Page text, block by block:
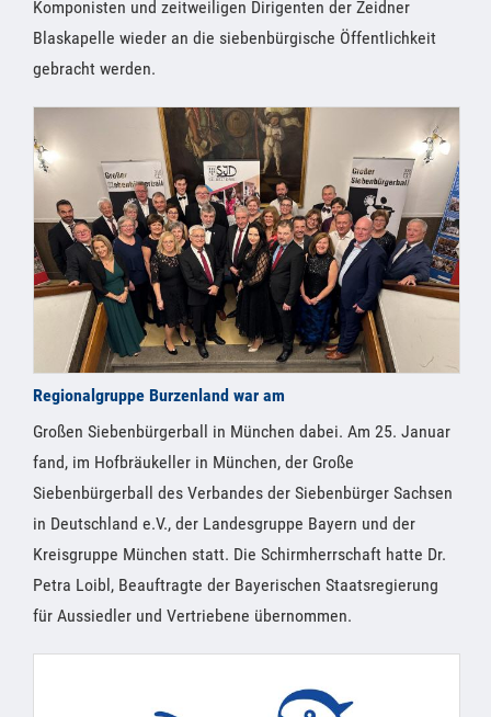
Komponisten und zeitweiligen Dirigenten der Zeidner
Blaskapelle wieder an die siebenbürgische Öffentlichkeit
gebracht werden.
Regionalgruppe Burzenland war am
Großen Siebenbürgerball in München dabei. Am 25. Januar
fand, im Hofbräukeller in München, der Große
Siebenbürgerball des Verbandes der Siebenbürger Sachsen
in Deutschland e.V., der Landesgruppe Bayern und der
Kreisgruppe München statt. Die Schirmherrschaft hatte Dr.
Petra Loibl, Beauftragte der Bayerischen Staatsregierung
für Aussiedler und Vertriebene übernommen.